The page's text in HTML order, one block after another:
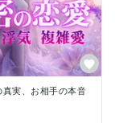
実、お相手の本音